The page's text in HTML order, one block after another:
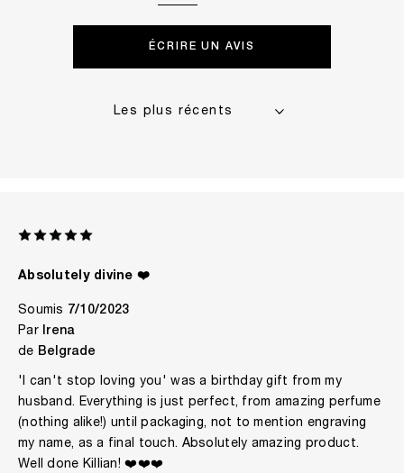
ÉCRIRE UN AVIS
Absolutely divine ❤️
Soumis 7/10/2023
Par Irena
de Belgrade
'I can't stop loving you' was a birthday gift from my
husband. Everything is just perfect, from amazing perfume
(nothing alike!) until packaging, not to mention engraving
my name, as a final touch. Absolutely amazing product.
Well done Killian! ❤️❤️❤️